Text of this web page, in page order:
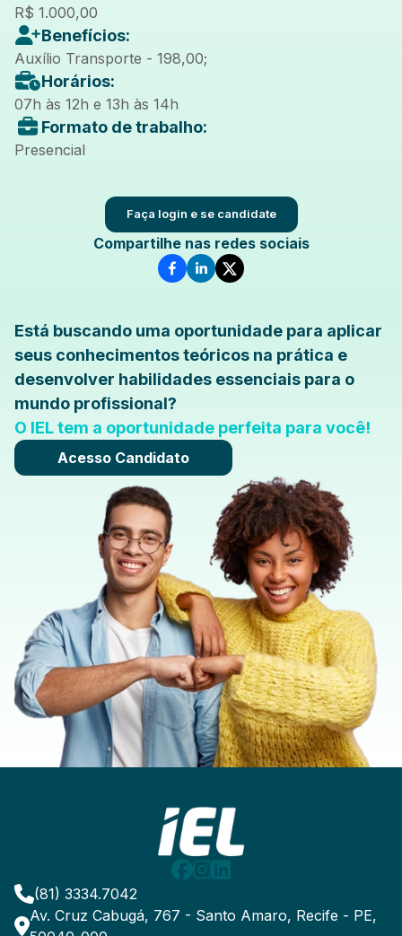
R$ 1.000,00
Benefícios:
Auxílio Transporte - 198,00;
Horários:
07h às 12h e 13h às 14h
Formato de trabalho:
Presencial
Faça login e se candidate
Compartilhe nas redes sociais
Está buscando uma oportunidade para aplicar
seus conhecimentos teóricos na prática e
desenvolver habilidades essenciais para o
mundo profissional?
O IEL tem a oportunidade perfeita para você!
Acesso Candidato
(81) 3334.7042
Av. Cruz Cabugá, 767 - Santo Amaro, Recife - PE,